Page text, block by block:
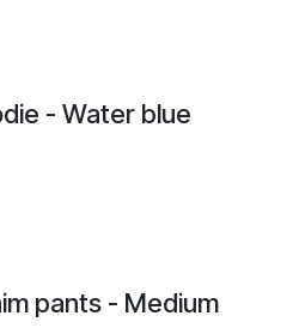
Zomersolden
- Water blue
Zomersolden
pants - Medium